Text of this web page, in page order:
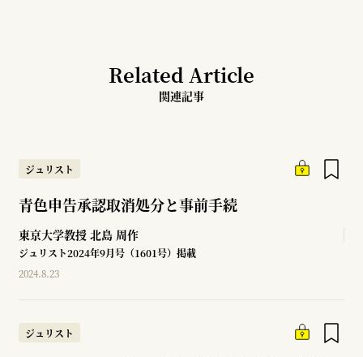
Related Article
関連記事
ジュリスト
青色申告承認取消処分と事前手続
東京大学教授 北島 周作
ジュリスト2024年9月号（1601号）掲載
2024.8.23
ジュリスト